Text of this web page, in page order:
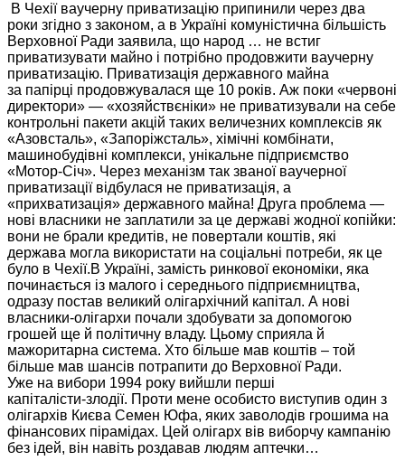
В Чехії ваучерну приватизацію припинили через два
роки згідно з законом, а в Україні комуністична більшість
Верховної Ради заявила, що народ … не встиг
приватизувати майно і потрібно продовжити ваучерну
приватизацію. Приватизація державного майна
за папірці продовжувалася ще 10 років. Аж поки «червоні
директори» — «хозяйствєніки» не приватизували на себе
контрольні пакети акцій таких величезних комплексів як
«Азовсталь», «Запоріжсталь», хімічні комбінати,
машинобудівні комплекси, унікальне підприємство
«Мотор-Січ». Через механізм так званої ваучерної
приватизації відбулася не приватизація, а
«прихватизація» державного майна! Друга проблема —
нові власники не заплатили за це державі жодної копійки:
вони не брали кредитів, не повертали коштів, які
держава могла використати на соціальні потреби, як це
було в Чехії.В Україні, замість ринкової економіки, яка
починається із малого і середнього підприємництва,
одразу постав великий олігархічний капітал. А нові
власники-олігархи почали здобувати за допомогою
грошей ще й політичну владу. Цьому сприяла й
мажоритарна система. Хто більше мав коштів – той
більше мав шансів потрапити до ВерховноїРади.
Уже на вибори 1994 року вийшли перші
капіталісти-злодії. Проти мене особисто виступив один з
олігархів Києва Семен Юфа, яких заволодів грошима на
фінансових пірамідах. Цей олігарх вів виборчу кампанію
без ідей, він навіть роздавав людям аптечки…